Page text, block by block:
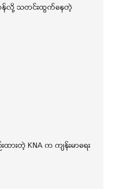
န်လို့ သတင်းထွက်နေတဲ့
ထားတဲ့ KNA က ကျန်းမာရေး